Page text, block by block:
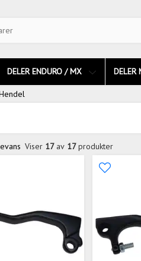
DELER ENDURO / MX DELER
Viser 17 av 17produkter